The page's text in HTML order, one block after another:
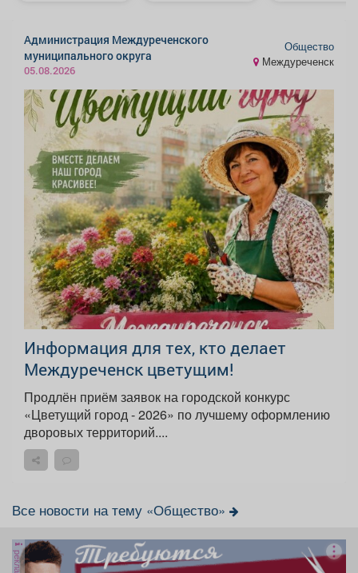
Администрация Междуреченского
муниципального округа
05.08.2026
Общество
Междуреченск
Информация для тех, кто делает
Междуреченск цветущим!
Продлён приём заявок на городской конкурс
«Цветущий город - 2026» по лучшему оформлению
дворовых территорий....
Все новости на тему «Общество»
реклама